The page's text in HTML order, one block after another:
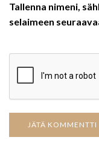
Tallenna nimeni,
selaimeen